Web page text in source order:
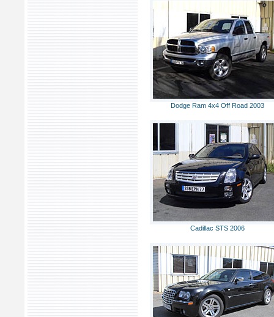
Dodge Ram 4x4 Off Road 2003
Cadillac STS 2006